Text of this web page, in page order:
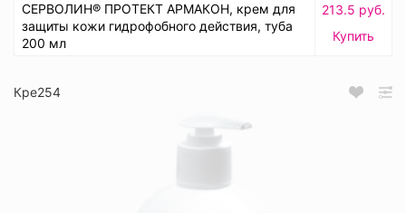
СЕРВОЛИН® ПРОТЕКТ АРМАКОН, крем для
защиты кожи гидрофобного действия, туба
200 мл
213.5 руб.
Купить
Кре254